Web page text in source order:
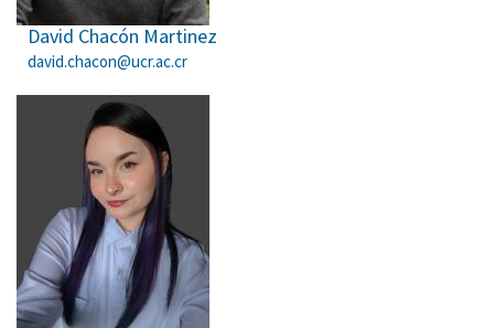
David Chacón Martinez
david.chacon@ucr.ac.cr